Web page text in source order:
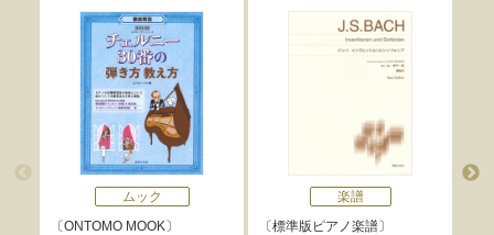
ムック
ONTOMO MOOK
楽譜
標準版ピアノ楽譜